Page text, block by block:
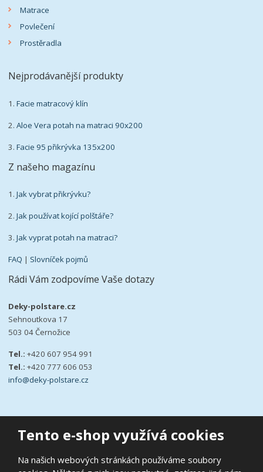
Tento e-shop využívá cookies
Na našich webových stránkách používáme soubory
Matrace
Povlečení
Prostěradla
Nejprodávanější produkty
1.Facie matracový klín
2.Aloe Vera potah na matraci 90x200
3.Facie 95 přikrývka 135x200
Z našeho magazínu
1.Jak vybrat přikrývku?
2.Jak používat kojící polštáře?
3.Jak vyprat potah na matraci?
FAQ | Slovníček pojmů
Rádi Vám zodpovíme Vaše dotazy
Deky-polstare.cz
Sehnoutkova 17
503 04 Černožice
Tel.: +420 607 954 991
Tel.: +420 777 606 053
info@deky-polstare.cz
Ochrana osobních údajů|Prohlášení o přístupnosti|Podmínky